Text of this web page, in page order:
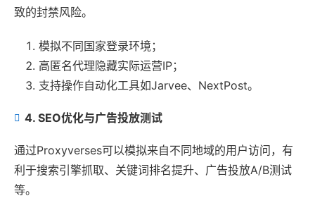
致的封禁风险。
模拟不同国家登录环境；
高匿名代理隐藏实际运营IP；
支持操作自动化工具如Jarvee、NextPost。
4. SEO优化与广告投放测试
通过Proxyverses可以模拟来自不同地域的用户访问，有
利于搜索引擎抓取、关键词排名提升、广告投放A/B测试
等。